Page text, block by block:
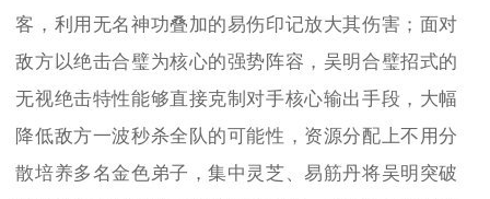
客，利用无名神功叠加的易伤印记放大其伤害；面对
敌方以绝击合璧为核心的强势阵容，吴明合璧招式的
无视绝击特性能够直接克制对手核心输出手段，大幅
降低敌方一波秒杀全队的可能性，资源分配上不用分
散培养多名金色弟子，集中灵芝、易筋丹将吴明突破